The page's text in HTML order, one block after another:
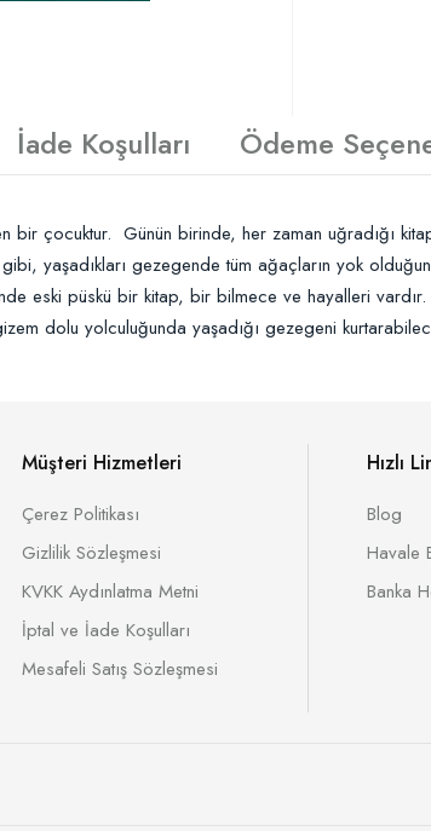
İade Koşulları Ödeme
bir çocuktur. Günün birinde, her zaman uğradığı
yaşadıkları gezegende tüm ağaçların yok
eski püskü bir kitap, bir bilmece ve hayalleri
dolu yolculuğunda yaşadığı gezegeni
Müşteri Hizmetleri
Çerez Politikası
Gizlilik Sözleşmesi
KVKK Aydınlatma Metni
İptal ve İade Koşulları
Mesafeli Satış Sözleşmesi
Hızlı
Blog
Havale
Banka